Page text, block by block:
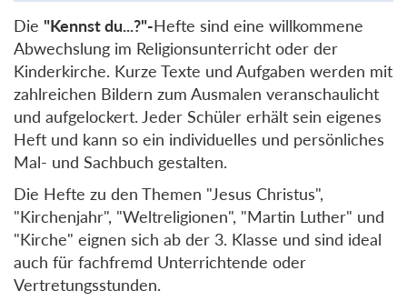
Die "Kennst du...?"-Hefte sind eine willkommene
Abwechslung im Religionsunterricht oder der
Kinderkirche. Kurze Texte und Aufgaben werden mit
zahlreichen Bildern zum Ausmalen veranschaulicht
und aufgelockert. Jeder Schüler erhält sein eigenes
Heft und kann so ein individuelles und persönliches
Mal- und Sachbuch gestalten.
Die Hefte zu den Themen "Jesus Christus",
"Kirchenjahr", "Weltreligionen", "Martin Luther" und
"Kirche" eignen sich ab der 3. Klasse und sind ideal
auch für fachfremd Unterrichtende oder
Vertretungsstunden.